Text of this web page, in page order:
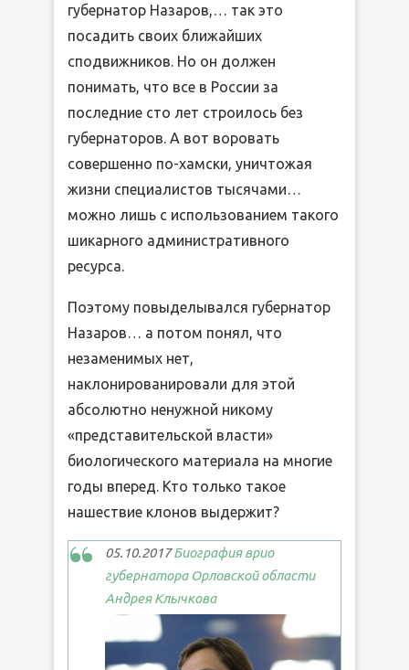
губернатор Назаров,… так это
посадить своих ближайших
сподвижников. Но он должен
понимать, что все в России за
последние сто лет строилось без
губернаторов. А вот воровать
совершенно по-хамски, уничтожая
жизни специалистов тысячами…
можно лишь с использованием такого
шикарного административного
ресурса.
Поэтому повыделывался губернатор
Назаров… а потом понял, что
незаменимых нет,
наклонированировали для этой
абсолютно ненужной никому
«представительской власти»
биологического материала на многие
годы вперед. Кто только такое
нашествие клонов выдержит?
05.10.2017Биография врио
губернатора Орловской области
Андрея Клычкова